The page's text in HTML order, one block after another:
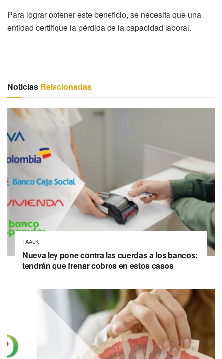
Para lograr obtener este beneficio, se necesita que una
entidad certifique la pérdida de la capacidad laboral.
Noticias Relacionadas
TAALK
Nueva ley pone contra las cuerdas a los bancos:
tendrán que frenar cobros en estos casos